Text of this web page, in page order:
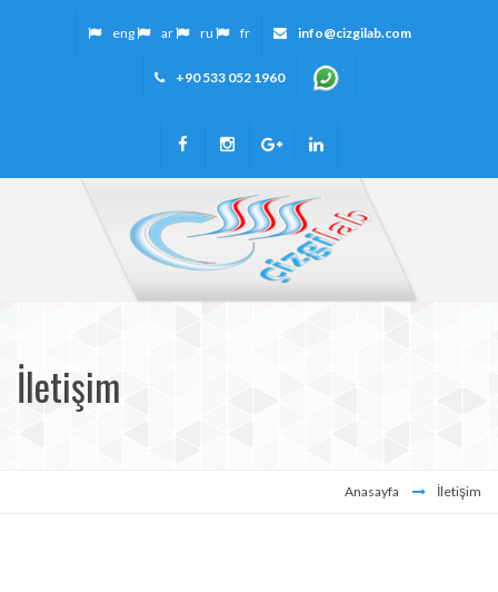
eng ar ru fr info@cizgilab.com
+90 533 052 1960
İletişim
Anasayfa İletişim